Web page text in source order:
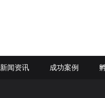
新闻资讯 成功案例